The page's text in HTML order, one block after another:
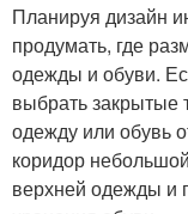
Планируя дизайн
продумать, где
одежды и обуви.
выбрать
одежду или обувь
коридор
верхней одежды и